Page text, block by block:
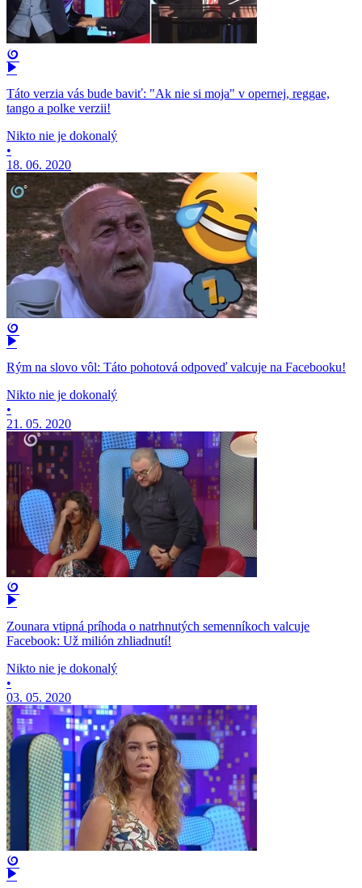
Táto verzia vás bude baviť: "Ak nie si moja" v opernej, reggae,
tango a polke verzii!
Nikto nie je dokonalý
•
18. 06. 2020
Rým na slovo vôl: Táto pohotová odpoveď valcuje na Facebooku!
Nikto nie je dokonalý
•
21. 05. 2020
Zounara vtipná príhoda o natrhnutých semenníkoch valcuje
Facebook: Už milión zhliadnutí!
Nikto nie je dokonalý
•
03. 05. 2020